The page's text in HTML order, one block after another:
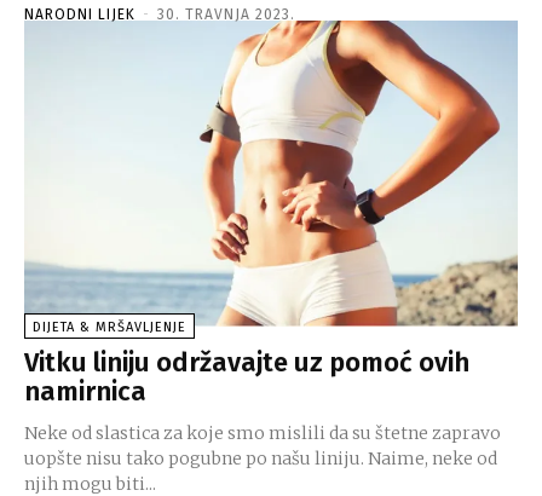
NARODNI LIJEK - 30. TRAVNJA 2023.
DIJETA & MRŠAVLJENJE
Vitku liniju održavajte uz pomoć ovih
namirnica
Neke od slastica za koje smo mislili da su štetne zapravo
uopšte nisu tako pogubne po našu liniju. Naime, neke od
njih mogu biti...